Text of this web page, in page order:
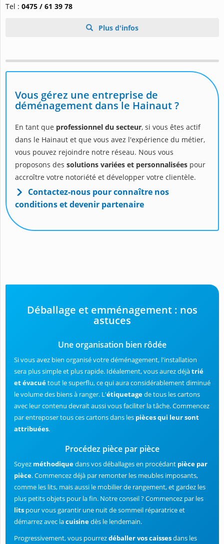
Tel : 0475 / 61 39 78
Plus d'infos
Vous gérez une entreprise de
déménagement dans le Hainaut ?
En tant que professionnel du secteur, si vous êtes actif
dans le Hainaut et que vous avez l'expérience du métier,
vous pouvez rejoindre notre réseau. Nous vous
proposons des solutions variées et personnalisées pour
accroître votre notoriété et développer votre clientèle.
Contactez-nous pour connaître nos
conditions et devenir partenaire
Déballage et emménagement : nos
astuces
Une organisation bien rôdée
Si vous avez bien organisé votre déménagement, l'installation
sera plus simple et plus rapide. Idéalement, vous aurez déjàtrié
et évacuétout le superflu, ce qui aura considérablement diminué
le volume des biens à ranger. L'étiquetagede tous les cartons
avec leur contenu devrait aussi vous faciliter la tâche. Commencez
par entreposer tous ces cartons dans les pièces qui leur sont
attribuées.
Procédez pièce par pièce
Soyez méthodiquedans vos déballages en procédant pièce par
pièce. Commencez déjà par remonter les meubles imposants,
comme les lits, mais aussi le mobilier de rangement, et gardez les
plus petits objets pour la fin. Notre conseil ? Commencez par les
lits pour vous garantir une nuit de sommeil réparatrice et
démarrez avec lacuisinedès le lendemain.
Progressivement, vous pourrezdéballer vos caissesdans les